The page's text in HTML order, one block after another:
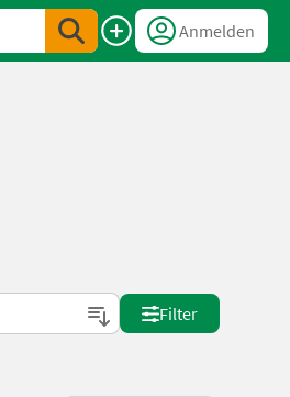
Anmelden
Filter